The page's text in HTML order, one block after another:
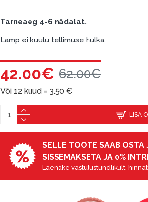
Tarneaeg 4-6 nädalat.
Lamp ei kuulu tellimuse hulka.
42.00€ 62.00€
Või 12 kuud = 3.50 €
LISA
SELLE TOOTE SAAB OSTA
SISSEMAKSETA JA 0%
Laenake vastutustundlikult,